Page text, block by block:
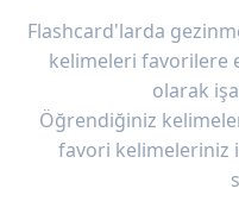
Flashcard'larda
kelimeleri favorilere
olarak
Öğrendiğiniz
favori kelimeleriniz